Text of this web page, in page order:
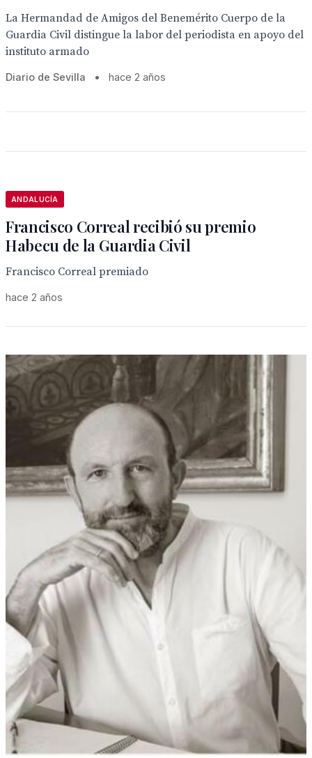
La Hermandad de Amigos del Benemérito Cuerpo de la
Guardia Civil distingue la labor del periodista en apoyo del
instituto armado
Diario de Sevilla • hace 2 años
ANDALUCÍA
Francisco Correal recibió su premio
Habecu de la Guardia Civil
Francisco Correal premiado
hace 2 años